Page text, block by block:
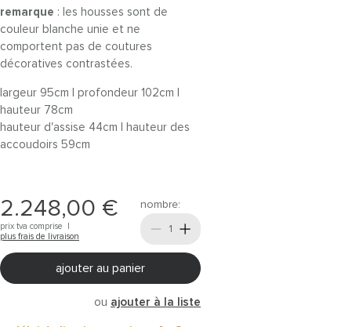
remarque : les housses sont de
couleur blanche unie et ne
comportent pas de coutures
décoratives contrastées.
largeur 95cm | profondeur 102cm |
hauteur 78cm
hauteur d'assise 44cm | hauteur des
accoudoirs 59cm
2.248,00 €
prix tva comprise |
plus frais de livraison
nombre:
ajouter au panier
ou ajouter à la liste